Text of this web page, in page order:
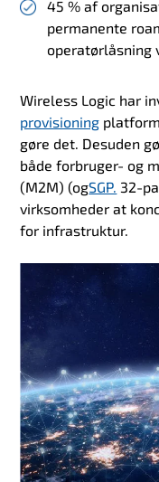
45 % af
permanente
operatørlåsning
Wireless Logic har
provisioning platform
gøre det. Desuden
både forbruger- og
(M2M) (ogSGP. 32-
virksomheder at
for infrastruktur.